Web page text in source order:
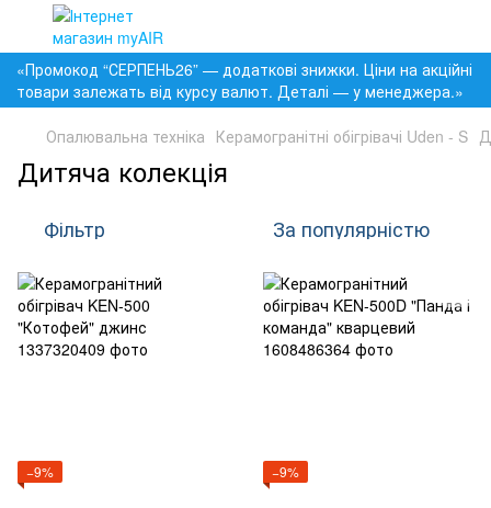
«Промокод “СЕРПЕНЬ26” — додаткові знижки. Ціни на акційні
товари залежать від курсу валют. Деталі — у менеджера.»
Опалювальна техніка Керамогранітні обігрівачі Uden - S
Дитяча колекція
Фільтр За популярністю
−9% −9%